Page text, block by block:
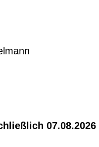
07.08.2026